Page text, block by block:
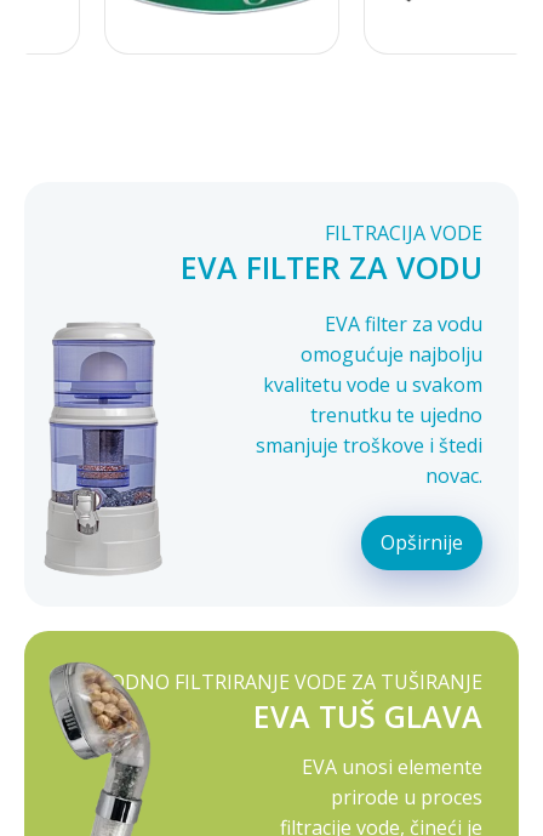
FILTRACIJA VODE
EVA FILTER ZA VODU
EVA filter za vodu
omogućuje najbolju
kvalitetu vode u svakom
trenutku te ujedno
smanjuje troškove i štedi
novac.
Opširnije
PRIRODNO FILTRIRANJE VODE ZA TUŠIRANJE
EVA TUŠ GLAVA
EVA unosi elemente
prirode u proces
filtracije vode, čineći je